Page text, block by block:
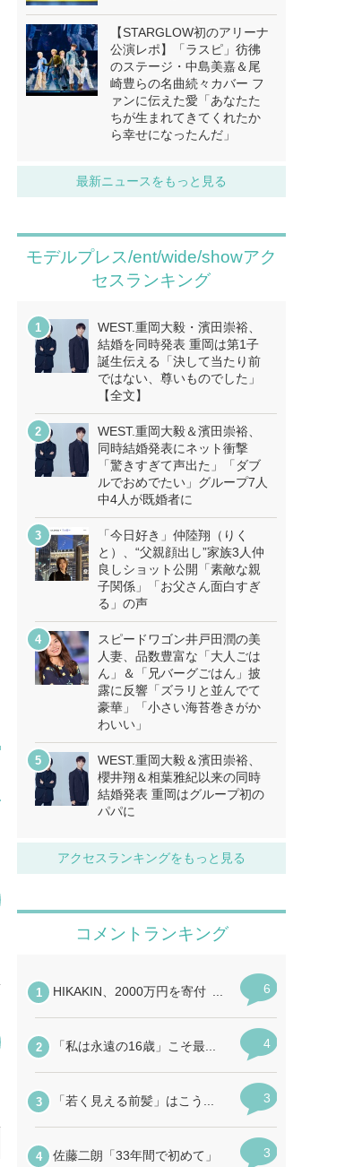
【STARGLOW初のアリーナ
公演レポ】「ラスピ」彷彿
のステージ・中島美嘉＆尾
崎豊らの名曲続々カバー フ
ァンに伝えた愛「あなたた
ちが生まれてきてくれたか
ら幸せになったんだ」
最新ニュースをもっと見る
モデルプレス/ent/wide/showアク
セスランキング
WEST.重岡大毅・濱田崇裕、
結婚を同時発表 重岡は第1子
誕生伝える「決して当たり前
ではない、尊いものでした」
【全文】
WEST.重岡大毅＆濱田崇裕、
同時結婚発表にネット衝撃
「驚きすぎて声出た」「ダブ
ルでおめでたい」グループ7人
中4人が既婚者に
「今日好き」仲陸翔（りく
と）、“父親顔出し”家族3人仲
良しショット公開「素敵な親
子関係」「お父さん面白すぎ
る」の声
スピードワゴン井戸田潤の美
人妻、品数豊富な「大人ごは
ん」＆「兄バーグごはん」披
露に反響「ズラリと並んでて
豪華」「小さい海苔巻きがか
わいい」
WEST.重岡大毅＆濱田崇裕、
櫻井翔＆相葉雅紀以来の同時
結婚発表 重岡はグループ初の
パパに
アクセスランキングをもっと見る